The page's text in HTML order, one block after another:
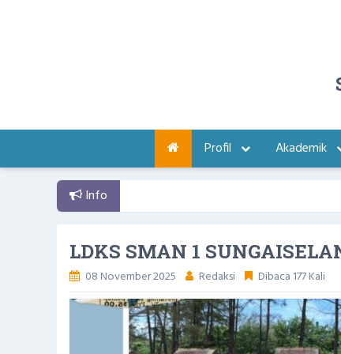
Profil
Akademik
Info
LDKS SMAN 1
08 November 2025 Redaksi Dibaca 177 Kali